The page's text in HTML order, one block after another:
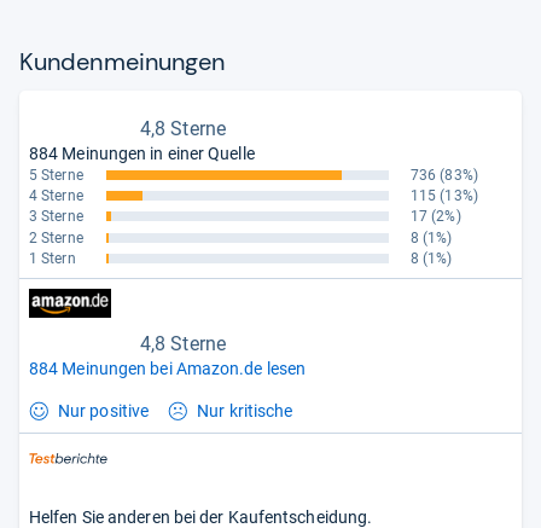
Kun­den­mei­nun­gen
4,8 Sterne
884 Meinungen in einer Quelle
5 Sterne 736 (83%)
4 Sterne
115 (13%)
3 Sterne
17 (2%)
2 Sterne
8 (1%)
1 Stern
8 (1%)
4,8 Sterne
884 Meinungen bei Amazon.de lesen
Nur positive Nur kritische
Helfen Sie anderen bei der Kaufentscheidung.